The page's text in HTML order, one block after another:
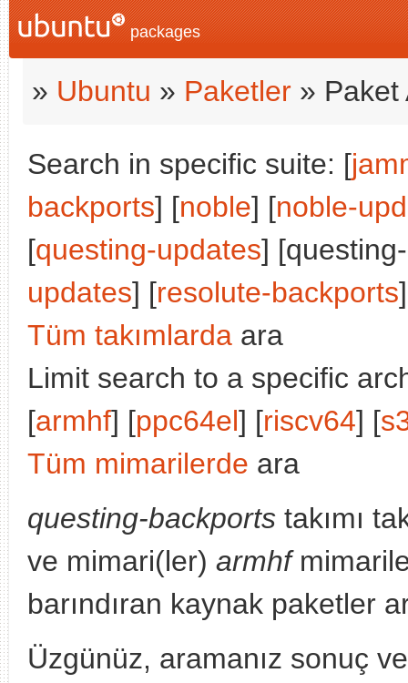
packages
» Ubuntu » Paketler » Paket
Search in specific suite: [
backports] [noble] [noble-
[questing-updates]
updates] [resolute-backports
Tüm takımlarda ara
Limit search to a specific
[armhf] [ppc64el] [riscv64] [
Tüm mimarilerde ara
questing-backports takımı
ve mimari(ler) armhf
barındıran kaynak paketler
Üzgünüz, aramanız sonuç